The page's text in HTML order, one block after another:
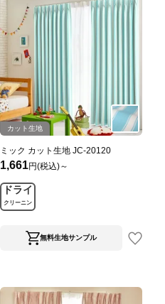
カット生地
ミック カット生地 JC-20120
1,661円(税込)～
ドライ
クリーニン
無料生地サンプル